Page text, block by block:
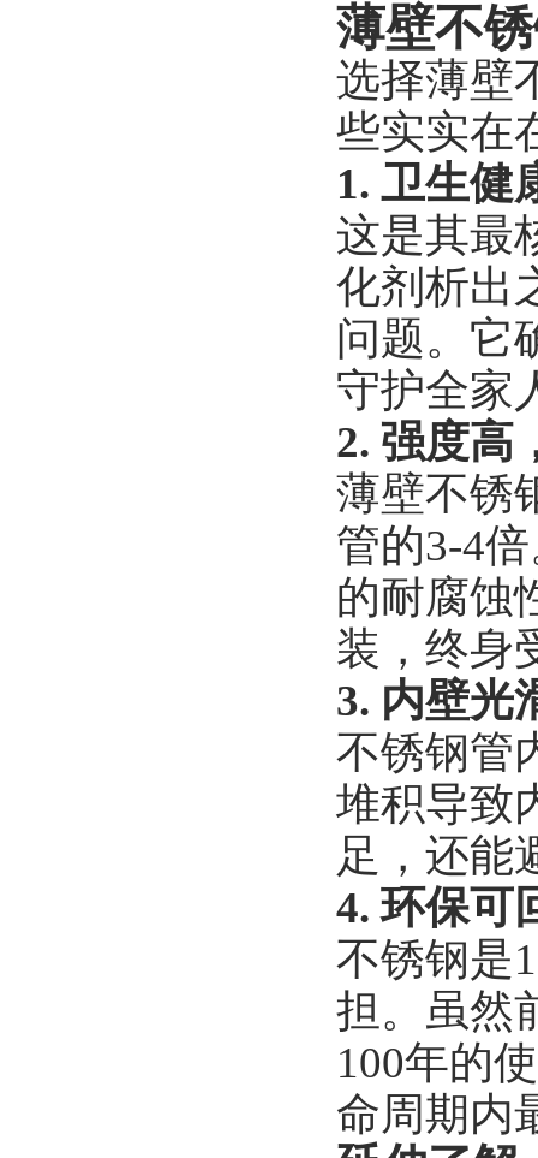
薄壁不
选择薄壁
些实实在
1. 卫生健
这是其最
化剂析出
问题。它
守护全家
2. 强度高
薄壁不锈
管的3-4
的耐腐蚀
装，终身
3. 内壁光
不锈钢管
堆积导致
足，还能
4. 环保可
不锈钢是
担。虽然
100年的
命周期内